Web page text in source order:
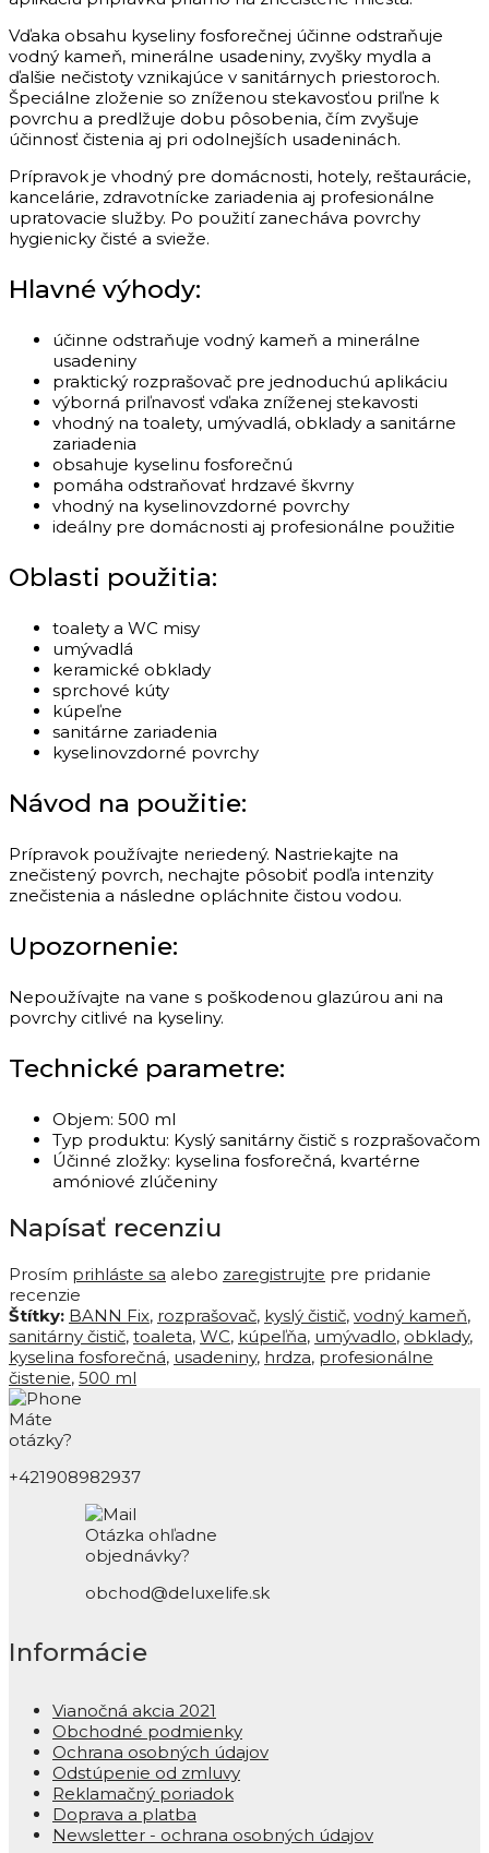
Vďaka obsahu kyseliny fosforečnej účinne odstraňuje
vodný kameň, minerálne usadeniny, zvyšky mydla a
ďalšie nečistoty vznikajúce v sanitárnych priestoroch.
Špeciálne zloženie so zníženou stekavosťou priľne k
povrchu a predlžuje dobu pôsobenia, čím zvyšuje
účinnosť čistenia aj pri odolnejších usadeninách.
Prípravok je vhodný pre domácnosti, hotely, reštaurácie,
kancelárie, zdravotnícke zariadenia aj profesionálne
upratovacie služby. Po použití zanecháva povrchy
hygienicky čisté a svieže.
Hlavné výhody:
účinne odstraňuje vodný kameň a minerálne
usadeniny
praktický rozprašovač pre jednoduchú aplikáciu
výborná priľnavosť vďaka zníženej stekavosti
vhodný na toalety, umývadlá, obklady a sanitárne
zariadenia
obsahuje kyselinu fosforečnú
pomáha odstraňovať hrdzavé škvrny
vhodný na kyselinovzdorné povrchy
ideálny pre domácnosti aj profesionálne použitie
Oblasti použitia:
toalety a WC misy
umývadlá
keramické obklady
sprchové kúty
kúpeľne
sanitárne zariadenia
kyselinovzdorné povrchy
Návod na použitie:
Prípravok používajte neriedený. Nastriekajte na
znečistený povrch, nechajte pôsobiť podľa intenzity
znečistenia a následne opláchnite čistou vodou.
Upozornenie:
Nepoužívajte na vane s poškodenou glazúrou ani na
povrchy citlivé na kyseliny.
Technické parametre:
Objem: 500 ml
Typ produktu: Kyslý sanitárny čistič s rozprašovačom
Účinné zložky: kyselina fosforečná, kvartérne
amóniové zlúčeniny
Napísať recenziu
Prosím prihláste sa alebo zaregistrujte pre pridanie
recenzie
Štítky: BANN Fix, rozprašovač, kyslý čistič, vodný kameň,
sanitárny čistič, toaleta, WC, kúpeľňa, umývadlo, obklady,
kyselina fosforečná, usadeniny, hrdza, profesionálne
čistenie, 500 ml
Máte
otázky?
+421908982937
Otázka ohľadne
objednávky?
obchod@deluxelife.sk
Informácie
Vianočná akcia 2021
Obchodné podmienky
Ochrana osobných údajov
Odstúpenie od zmluvy
Reklamačný poriadok
Doprava a platba
Newsletter - ochrana osobných údajov